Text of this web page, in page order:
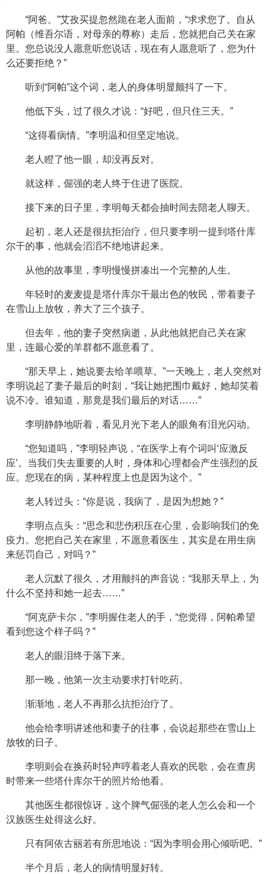
“阿爸。”艾孜买提忽然跪在老人面前，“求求您了。自从
阿帕（维吾尔语，对母亲的尊称）走后，您就把自己关在家
里。您总说没人愿意听您说话，现在有人愿意听了，您为什
么还要拒绝？”
听到“阿帕”这个词，老人的身体明显颤抖了一下。
他低下头，过了很久才说：“好吧，但只住三天。”
“这得看病情。”李明温和但坚定地说。
老人瞪了他一眼，却没再反对。
就这样，倔强的老人终于住进了医院。
接下来的日子里，李明每天都会抽时间去陪老人聊天。
起初，老人还是很抗拒治疗，但只要李明一提到塔什库
尔干的事，他就会滔滔不绝地讲起来。
从他的故事里，李明慢慢拼凑出一个完整的人生。
年轻时的麦麦提是塔什库尔干最出色的牧民，带着妻子
在雪山上放牧，养大了三个孩子。
但去年，他的妻子突然病逝，从此他就把自己关在家
里，连最心爱的羊群都不愿意看了。
“那天早上，她说要去给羊喂草。”一天晚上，老人突然对
李明说起了妻子最后的时刻，“我让她把围巾戴好，她却笑着
说不冷。谁知道，那竟是我们最后的对话……”
李明静静地听着，看见月光下老人的眼角有泪光闪动。
“您知道吗，”李明轻声说，“在医学上有个词叫‘应激反
应’。当我们失去重要的人时，身体和心理都会产生强烈的反
应。您现在的病，某种程度上也是因为这个。”
老人转过头：“你是说，我病了，是因为想她？”
李明点点头：“思念和悲伤积压在心里，会影响我们的免
疫力。您把自己关在家里，不愿意看医生，其实是在用生病
来惩罚自己，对吗？”
老人沉默了很久，才用颤抖的声音说：“我那天早上，为
什么不坚持和她一起去……”
“阿克萨卡尔，”李明握住老人的手，“您觉得，阿帕希望
看到您这个样子吗？”
老人的眼泪终于落下来。
那一晚，他第一次主动要求打针吃药。
渐渐地，老人不再那么抗拒治疗了。
他会给李明讲述他和妻子的往事，会说起那些在雪山上
放牧的日子。
李明则会在换药时轻声哼着老人喜欢的民歌，会在查房
时带来一些塔什库尔干的照片给他看。
其他医生都很惊讶，这个脾气倔强的老人怎么会和一个
汉族医生处得这么好。
只有阿依古丽若有所思地说：“因为李明会用心倾听吧。”
半个月后，老人的病情明显好转。